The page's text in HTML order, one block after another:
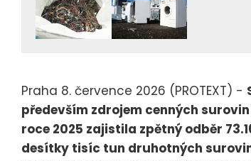
Praha 8. července 2026 (PROTEXT) -
především zdrojem cenných
roce 2025 zajistila zpětný odběr
desítky tisíc tun druhotných